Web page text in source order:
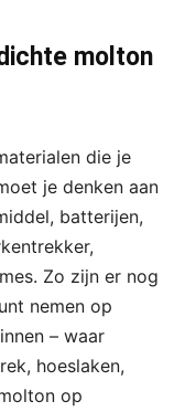
molton
die je
je denken aan
batterijen,
Zo zijn er nog
nemen op
– waar
hoeslaken,
op